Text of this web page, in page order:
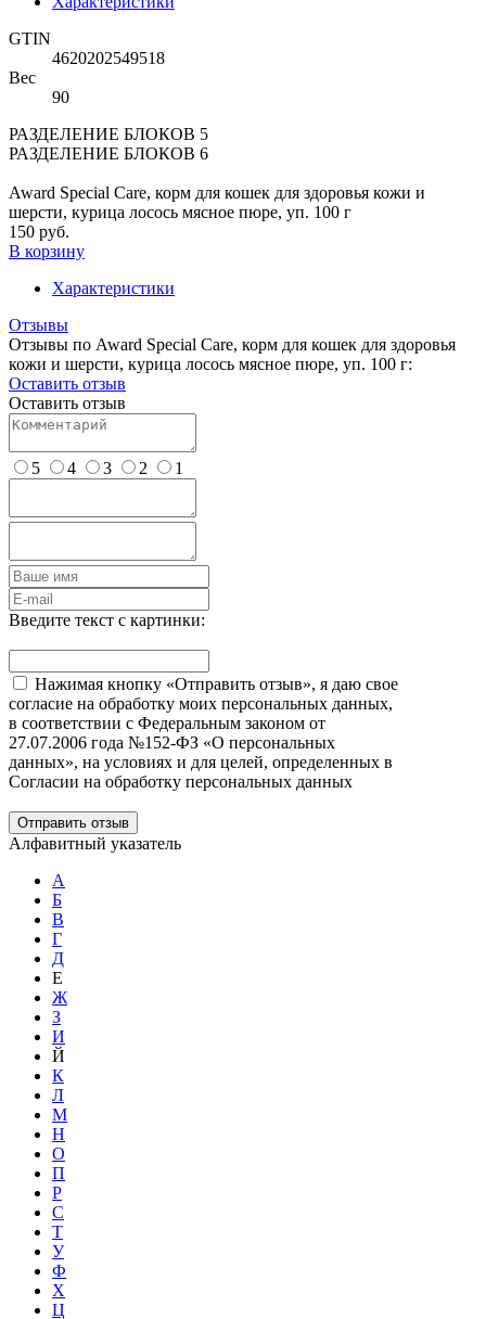
GTIN
4620202549518
Вес
90
РАЗДЕЛЕНИЕ БЛОКОВ 5
РАЗДЕЛЕНИЕ БЛОКОВ 6
Award Special Care, корм для кошек для здоровья кожи и
шерсти, курица лосось мясное пюре, уп. 100 г
150 руб.
В корзину
Характеристики
Отзывы
Отзывы по Award Special Care, корм для кошек для здоровья
кожи и шерсти, курица лосось мясное пюре, уп. 100 г:
Оставить отзыв
Оставить отзыв
5 4 3 2 1
Введите текст с картинки:
Нажимая кнопку «Отправить отзыв», я даю свое
согласие на обработку моих персональных данных,
в соответствии с Федеральным законом от
27.07.2006 года №152-ФЗ «О персональных
данных», на условиях и для целей, определенных в
Согласии на обработку персональных данных
Отправить отзыв
Алфавитный указатель
А
Б
В
Г
Д
Е
Ж
З
И
Й
К
Л
М
Н
О
П
Р
С
Т
У
Ф
Х
Ц